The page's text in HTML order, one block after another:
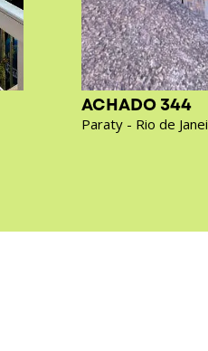
ACHADO 344
Paraty - Rio de